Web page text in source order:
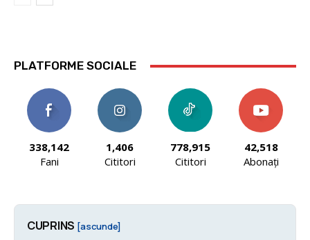
PLATFORME SOCIALE
338,142
Fani
1,406
Cititori
778,915
Cititori
42,518
Abonați
CUPRINS [ascunde]